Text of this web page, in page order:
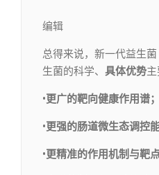
编辑​
总得来说，新一代益生
生菌的科学、 具体优势主
•更广的靶向健康作用谱；
•更强的肠道微生态调控能
•更精准的作用机制与靶点